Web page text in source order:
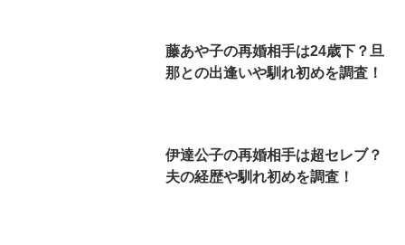
藤あや子の再婚相手は24歳下？旦
那との出逢いや馴れ初めを調査！
伊達公子の再婚相手は超セレブ？
夫の経歴や馴れ初めを調査！